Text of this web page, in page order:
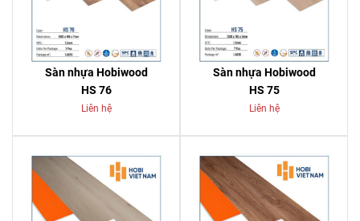
Sàn nhựa Hobiwood
HS 76
Liên hệ
Sàn nhựa Hobiwood
HS 75
Liên hệ